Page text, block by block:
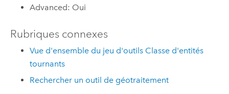
Advanced: Oui
Rubriques connexes
Vue d'ensemble du jeu d'outils Classe d'entités
tournants
Rechercher un outil de géotraitement